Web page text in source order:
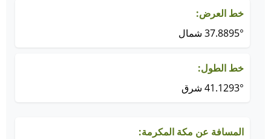
خط العرض:
37.8895° شمال
خط الطول:
41.1293° شرق
المسافة عن مكة المكرمة: